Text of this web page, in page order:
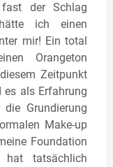
der Schlag
ich einen
mir! Ein total
Orangeton
Zeitpunkt
es als Erfahrung
Grundierung
Make-up
Foundation
tatsächlich